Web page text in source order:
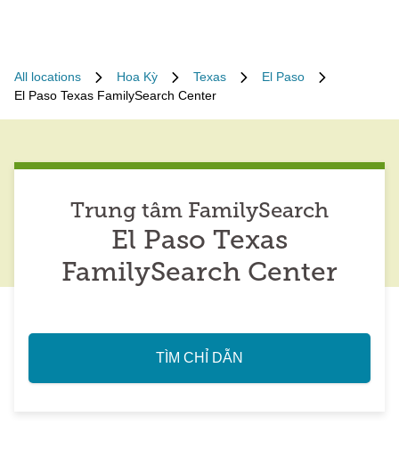
All locations Hoa Kỳ Texas
El Paso
El Paso Texas FamilySearch Center
Trung tâm FamilySearch
El Paso Texas
FamilySearch Center
TÌM CHỈ DẪN